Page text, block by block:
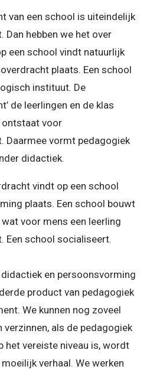
van een school is uiteindelijk
Dan hebben we het over
een school vindt natuurlijk
plaats. Een school
instituut. De
de leerlingen en de klas
voor
Daarmee vormt pedagogiek
didactiek.
vindt op een school
plaats. Een school bouwt
voor mens een leerling
Een school socialiseert.
en persoonsvorming
product van pedagogiek
We kunnen nog zoveel
als de pedagogiek
het vereiste niveau is, wordt
verhaal. We werken